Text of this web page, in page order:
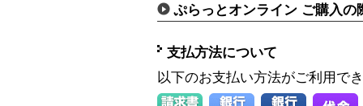
ぷらっとオンライン ご購入の
支払方法について
以下のお支払い方法がご利用で